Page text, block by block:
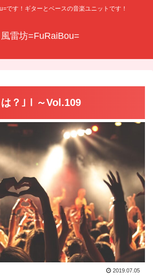
です！ギターとベースの音楽ユニットです！
風雷坊=FuRaiBou=
は？｣Ⅰ～Vol.109
2019.07.05